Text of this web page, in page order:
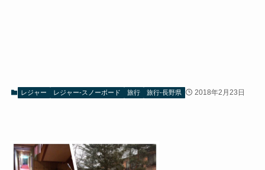
レジャー レジャー-スノーボード 旅行 旅行-長野県 2018年2月23日